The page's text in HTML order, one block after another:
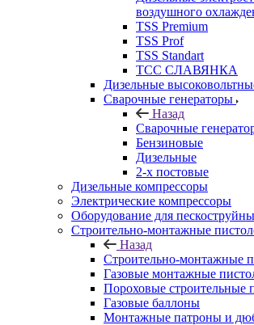
воздушного
TSS Premium
TSS Prof
TSS Standart
ТСС СЛАВЯНКА
Дизельные
Сварочные генераторы
Назад
Сварочные
Бензиновые
Дизельные
2-х постовые
Дизельные компрессоры
Электрические компрессоры
Оборудование для
Строительно-монтажные
Назад
Строительно-монтажные
Газовые монтажные
Пороховые строительные
Газовые баллоны
Монтажные патроны и